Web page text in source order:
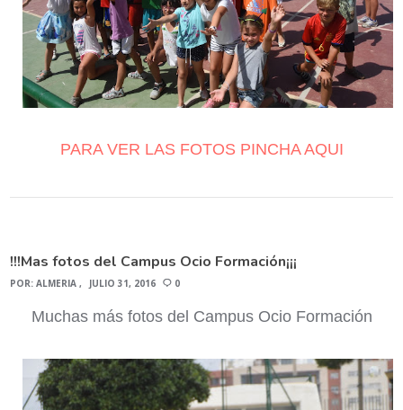
PARA VER LAS FOTOS PINCHA AQUI
!!!Mas fotos del Campus Ocio Formación¡¡¡
POR:ALMERIA JULIO 31, 2016 0
Muchas más fotos del Campus Ocio Formación